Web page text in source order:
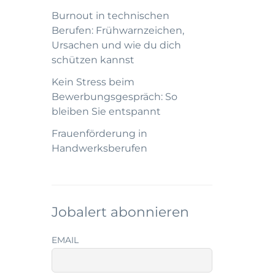
Burnout in technischen
Berufen: Frühwarnzeichen,
Ursachen und wie du dich
schützen kannst
Kein Stress beim
Bewerbungsgespräch: So
bleiben Sie entspannt
Frauenförderung in
Handwerksberufen
Jobalert abonnieren
EMAIL